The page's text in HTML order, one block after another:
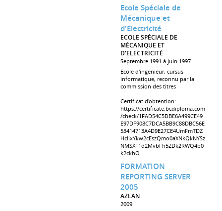
Ecole Spéciale de
Mécanique et
d'Electricité
ECOLE SPÉCIALE DE
MÉCANIQUE ET
D'ELECTRICITÉ
Septembre 1991 à juin 1997
Ecole d'ingenieur, cursus
informatique, reconnu par la
commission des titres
Certificat d'obtention:
https://certificate.bcdiploma.com
/check/1FAD54C5DBE6A499CE49
E97DF908C7DCA5BB9C88DBC56E
53414713A4D9E27CE4UmFmTDZ
HcllxYkw2cEszQmo0aXNkQkNYSz
NMSXF1d2MvbFh5ZDk2RWQ4b0
k2ckhO
FORMATION
REPORTING SERVER
2005
AZLAN
2009